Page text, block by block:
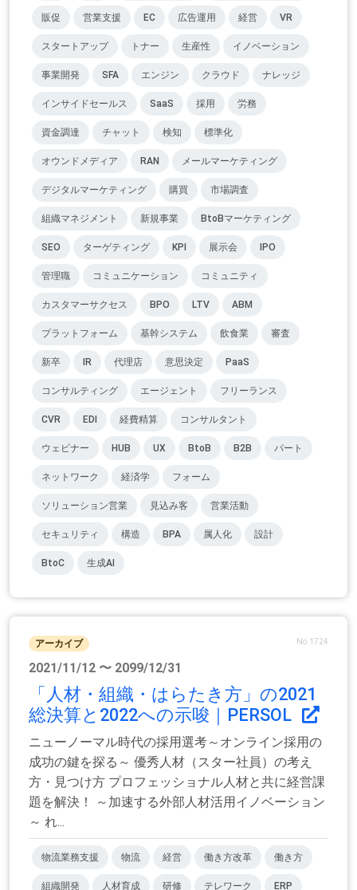
販促 営業支援 EC 広告運用 経営 VR
スタートアップ トナー 生産性 イノベーション
事業開発 SFA エンジン クラウド ナレッジ
インサイドセールス SaaS 採用 労務
資金調達 チャット 検知 標準化
オウンドメディア RAN メールマーケティング
デジタルマーケティング 購買 市場調査
組織マネジメント 新規事業 BtoBマーケティング
SEO ターゲティング KPI 展示会 IPO
管理職 コミュニケーション コミュニティ
カスタマーサクセス BPO LTV ABM
プラットフォーム 基幹システム 飲食業 審査
新卒 IR 代理店 意思決定 PaaS
コンサルティング エージェント フリーランス
CVR EDI 経費精算 コンサルタント
ウェビナー HUB UX BtoB B2B パート
ネットワーク 経済学 フォーム
ソリューション営業 見込み客 営業活動
セキュリティ 構造 BPA 属人化 設計
BtoC 生成AI
アーカイブ No.1724
2021/11/12 〜 2099/12/31
「人材・組織・はらたき方」の2021
総決算と2022への示唆｜PERSOL
ニューノーマル時代の採用選考～オンライン採用の
成功の鍵を探る～ 優秀人材（スター社員）の考え
方・見つけ方 プロフェッショナル人材と共に経営課
題を解決！ ～加速する外部人材活用イノベーション
～ れ...
物流業務支援 物流 経営 働き方改革 働き方
組織開発 人材育成 研修 テレワーク ERP